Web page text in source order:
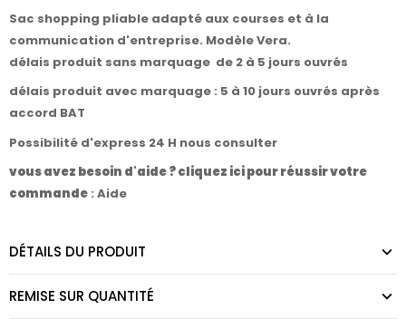
Sac shopping pliable adapté aux courses et à la
communication d'entreprise. Modèle Vera.
délais produit sans marquage de 2 à 5 jours ouvrés
délais produit avec marquage : 5 à 10 jours ouvrés après
accord BAT
Possibilité d'express 24 H nous consulter
vous avez besoin d'aide ? cliquez ici pour réussir votre
commande : Aide
DÉTAILS DU PRODUIT
REMISE SUR QUANTITÉ